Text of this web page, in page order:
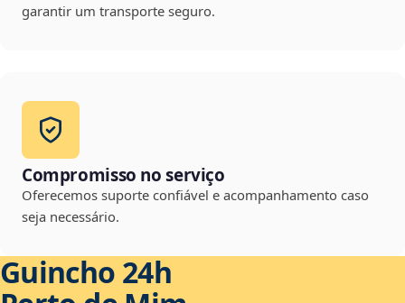
garantir um transporte seguro.
Compromisso no serviço
Oferecemos suporte confiável e acompanhamento caso
seja necessário.
Guincho 24h